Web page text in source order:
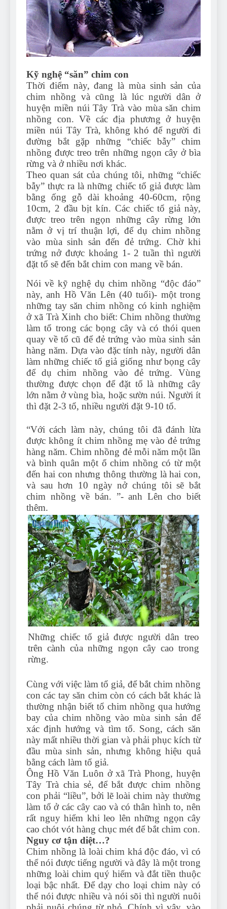
Can Bulldogs Play Fetch?
And How to Train Them!
7 Năm Ago
How Often Do I Need to
Groom My Bulldog
Kỹ nghệ “săn” chim con
Thời điểm này, đang là mùa sinh sản của
chim nhồng và cũng là lúc người dân ở
huyện miền núi Tây Trà vào mùa săn chim
nhồng con. Về các địa phương ở huyện
miền núi Tây Trà, không khó để người đi
đường bắt gặp những “chiếc bẫy” chim
nhồng được treo trên những ngọn cây ở bìa
rừng và ở nhiều nơi khác.
Theo quan sát của chúng tôi, những “chiếc
bẫy” thực ra là những chiếc tổ giả được làm
bằng ống gỗ dài khoảng 40-60cm, rộng
10cm, 2 đầu bịt kín. Các chiếc tổ giả này,
được treo trên ngọn những cây rừng lớn
nằm ở vị trí thuận lợi, để dụ chim nhồng
vào mùa sinh sản đến đẻ trứng. Chờ khi
trứng nở được khoảng 1- 2 tuần thì người
đặt tổ sẽ đến bắt chim con mang về bán.
Nói về kỹ nghệ dụ chim nhồng “độc đáo”
này, anh Hồ Văn Lên (40 tuổi)- một trong
những tay săn chim nhồng có kinh nghiệm
ở xã Trà Xinh cho biết: Chim nhồng thường
làm tổ trong các bọng cây và có thói quen
quay về tổ cũ để đẻ trứng vào mùa sinh sản
hàng năm. Dựa vào đặc tính này, người dân
làm những chiếc tổ giả giống như bọng cây
để dụ chim nhồng vào đẻ trứng. Vùng
thường được chọn để đặt tổ là những cây
lớn nằm ở vùng bìa, hoặc sườn núi. Người ít
thì đặt 2-3 tổ, nhiều người đặt 9-10 tổ.
“Với cách làm này, chúng tôi đã đánh lừa
được không ít chim nhồng mẹ vào đẻ trứng
hàng năm. Chim nhồng đẻ mỗi năm một lần
và bình quân một ổ chim nhồng có từ một
đến hai con nhưng thông thường là hai con,
và sau hơn 10 ngày nở chúng tôi sẽ bắt
chim nhồng về bán. ”- anh Lên cho biết
thêm.
Những chiếc tổ giả được người dân treo
trên cành của những ngọn cây cao trong
rừng.
Cùng với việc làm tổ giả, để bắt chim nhồng
con các tay săn chim còn có cách bắt khác là
thường nhận biết tổ chim nhồng qua hướng
bay của chim nhồng vào mùa sinh sản để
xác định hướng và tìm tổ. Song, cách săn
này mất nhiều thời gian và phải phục kích từ
đầu mùa sinh sản, nhưng không hiệu quả
bằng cách làm tổ giả.
Ông Hồ Văn Luôn ở xã Trà Phong, huyện
Tây Trà chia sẻ, để bắt được chim nhồng
con phải “liều”, bởi lẽ loài chim này thường
làm tổ ở các cây cao và có thân hình to, nên
rất nguy hiểm khi leo lên những ngọn cây
cao chót vót hàng chục mét để bắt chim con.
Nguy cơ tận diệt…?
Chim nhồng là loài chim khá độc đáo, vì có
thể nói được tiếng người và đây là một trong
những loài chim quý hiếm và đắt tiền thuộc
loại bậc nhất. Để dạy cho loại chim này có
thể nói được nhiều và nói sõi thì người nuôi